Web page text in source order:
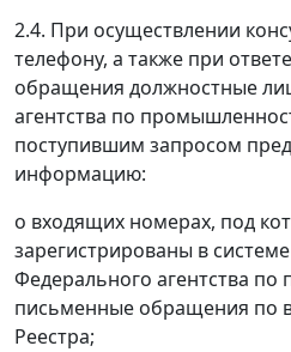
2.4. При осуществлении
телефону, а также при
обращения должностные
агентства по
поступившим запросом
информацию:
о входящих номерах, под
зарегистрированы в
Федерального агентства
письменные обращения по
Реестра;